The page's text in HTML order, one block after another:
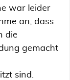
war leider
an, dass
die
gemacht
sind.